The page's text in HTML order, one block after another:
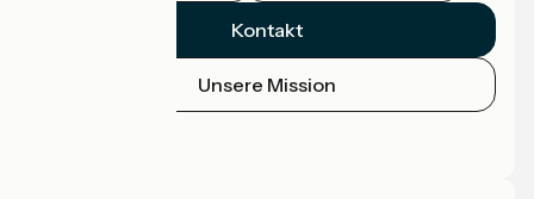
Kontakt
Unsere Mission